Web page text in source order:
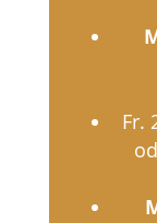
Fr.